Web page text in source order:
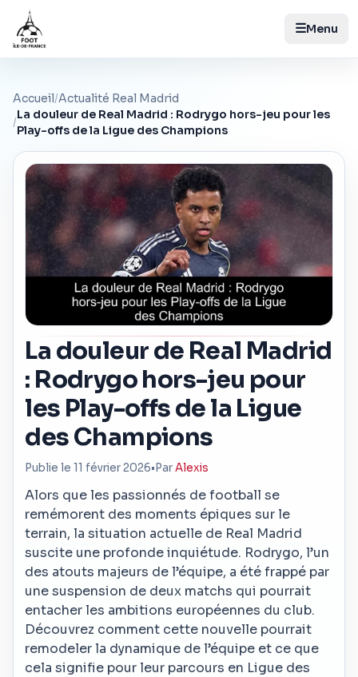
☰Menu
Accueil/Actualité Real Madrid
/
La douleur de Real Madrid : Rodrygo hors-jeu pour les
Play-offs de la Ligue des Champions
La douleur de Real Madrid
: Rodrygo hors-jeu pour
les Play-offs de la Ligue
des Champions
Publie le 11 février 2026• ParAlexis
Alors que les passionnés de football se
remémorent des moments épiques sur le
terrain, la situation actuelle de Real Madrid
suscite une profonde inquiétude. Rodrygo, l’un
des atouts majeurs de l’équipe, a été frappé par
une suspension de deux matchs qui pourrait
entacher les ambitions européennes du club.
Découvrez comment cette nouvelle pourrait
remodeler la dynamique de l’équipe et ce que
cela signifie pour leur parcours en Ligue des